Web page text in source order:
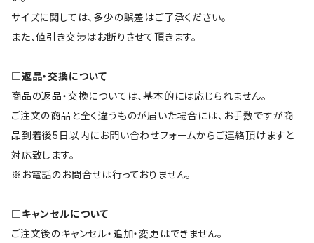
サイズに関しては、多少の誤差はご了承ください。
また、値引き交渉はお断りさせて頂きます。
□返品・交換について
商品の返品・交換については、基本的には応じられません。
ご注文の商品と全く違うものが届いた場合には、お手数ですが商
品到着後5日以内にお問い合わせフォームからご連絡頂けますと
対応致します。
※お電話のお問合せは行っておりません。
□キャンセルについて
ご注文後のキャンセル・追加・変更はできません。